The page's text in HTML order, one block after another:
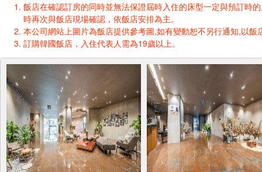
飯店在確認訂房的同時並無法保證屆時入住的床型一定與預訂時
時再次與飯店現場確認，依飯店安排為主。
本公司網站上圖片為飯店提供參考圖,如有變動恕不另行通知,以飯
訂購韓國飯店，入住代表人需為19歲以上。